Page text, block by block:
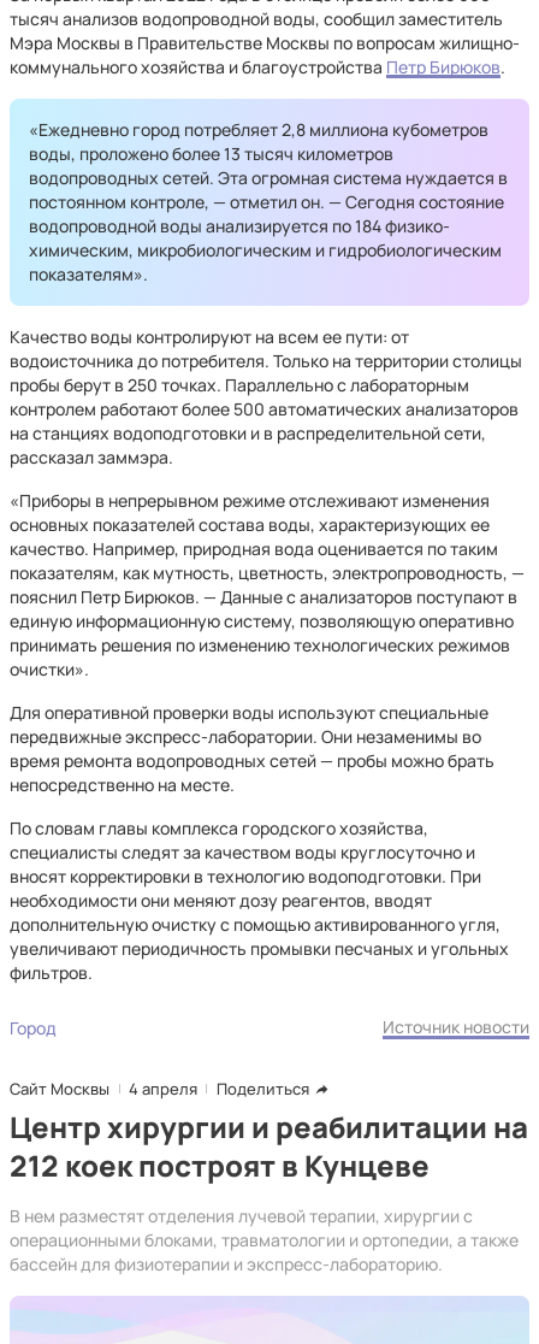
тысяч анализов водопроводной воды, сообщил заместитель
Мэра Москвы в Правительстве Москвы по вопросам жилищно-
коммунального хозяйства и благоустройства Петр Бирюков.
«Ежедневно город потребляет 2,8 миллиона кубометров
воды, проложено более 13 тысяч километров
водопроводных сетей. Эта огромная система нуждается в
постоянном контроле, — отметил он. — Сегодня состояние
водопроводной воды анализируется по 184 физико-
химическим, микробиологическим и гидробиологическим
показателям».
Качество воды контролируют на всем ее пути: от
водоисточника до потребителя. Только на территории столицы
пробы берут в 250 точках. Параллельно с лабораторным
контролем работают более 500 автоматических анализаторов
на станциях водоподготовки и в распределительной сети,
рассказал заммэра.
«Приборы в непрерывном режиме отслеживают изменения
основных показателей состава воды, характеризующих ее
качество. Например, природная вода оценивается по таким
показателям, как мутность, цветность, электропроводность, —
пояснил Петр Бирюков. — Данные с анализаторов поступают в
единую информационную систему, позволяющую оперативно
принимать решения по изменению технологических режимов
очистки».
Для оперативной проверки воды используют специальные
передвижные экспресс-лаборатории. Они незаменимы во
время ремонта водопроводных сетей — пробы можно брать
непосредственно на месте.
По словам главы комплекса городского хозяйства,
специалисты следят за качеством воды круглосуточно и
вносят корректировки в технологию водоподготовки. При
необходимости они меняют дозу реагентов, вводят
дополнительную очистку с помощью активированного угля,
увеличивают периодичность промывки песчаных и угольных
фильтров.
Город Источник новости
Сайт Москвы 4 апреля Поделиться
Центр хирургии и реабилитации на
212 коек построят в Кунцеве
В нем разместят отделения лучевой терапии, хирургии с
операционными блоками, травматологии и ортопедии, а также
бассейн для физиотерапии и экспресс-лабораторию.